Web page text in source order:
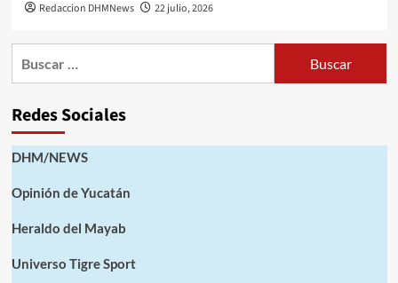
Redaccion DHMNews 22 julio, 2026
Redes Sociales
DHM/NEWS
Opinión de Yucatán
Heraldo del Mayab
Universo Tigre Sport